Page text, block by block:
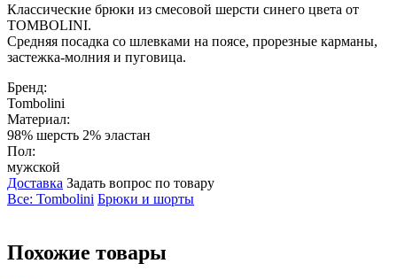
Классические брюки из смесовой шерсти синего цвета от
TOMBOLINI.
Средняя посадка со шлевками на поясе, прорезные карманы,
застежка-молния и пуговица.
Бренд:
Tombolini
Материал:
98% шерсть 2% эластан
Пол:
мужской
Доставка Задать вопрос по товару
Все: Tombolini Брюки и шорты
Похожие товары